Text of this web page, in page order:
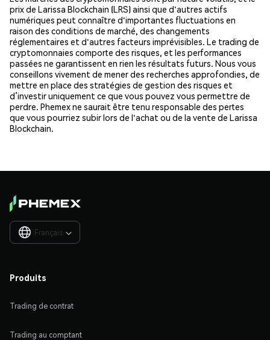
prix de Larissa Blockchain (LRS) ainsi que d'autres actifs
numériques peut connaître d'importantes fluctuations en
raison des conditions de marché, des changements
réglementaires et d'autres facteurs imprévisibles. Le trading de
cryptomonnaies comporte des risques, et les performances
passées ne garantissent en rien les résultats futurs. Nous vous
conseillons vivement de mener des recherches approfondies, de
mettre en place des stratégies de gestion des risques et
d’investir uniquement ce que vous pouvez vous permettre de
perdre. Phemex ne saurait être tenu responsable des pertes
que vous pourriez subir lors de l'achat ou de la vente de Larissa
Blockchain.
Français 
Produits
Trading de contrat
Trading au comptant